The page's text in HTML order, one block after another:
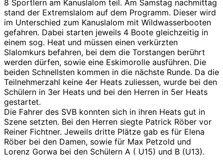
8 Sportlern am Kanuslalom teil. Am Samstag nachmittag
stand der Extremslalom auf dem Programm. Dieser wird
im Unterschied zum Kanuslalom mit Wildwasserbooten
gefahren. Dabei starten jeweils 4 Boote gleichzeitig in
einem sog. Heat und müssen einen verkürzten
Slalomkurs befahren, bei dem die Torstangen berührt
werden dürfen, sowie eine Eskimorolle ausführen. Die
beiden Schnellsten kommen in die nächste Runde. Da die
Teilnehmerzahl keine 4er Heats zuliessen, wurde bei den
Schülern in 3er Heats und bei den Herren in 5er Heats
gestartet.
Die Fahrer des SVB konnten sich in ihren Heats gut in
Szene setzten. Bei den Herren siegte Patrick Röber vor
Reiner Fichtner. Jeweils dritte Plätze gab es für Elena
Röber bei den Damen, sowie für Max Petzold und
Lorenz Gorwa bei den Schülern A ( U15) und B (U13).